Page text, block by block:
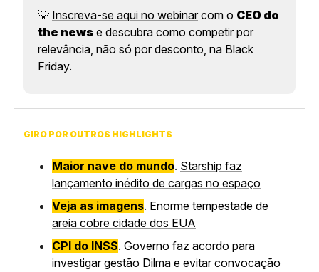
💡 Inscreva-se aqui no webinar com o CEO do
the news e descubra como competir por
relevância, não só por desconto, na Black
Friday.
GIRO POR OUTROS HIGHLIGHTS
Maior nave do mundo. Starship faz
lançamento inédito de cargas no espaço
Veja as imagens. Enorme tempestade de
areia cobre cidade dos EUA
CPI do INSS. Governo faz acordo para
investigar gestão Dilma e evitar convocação